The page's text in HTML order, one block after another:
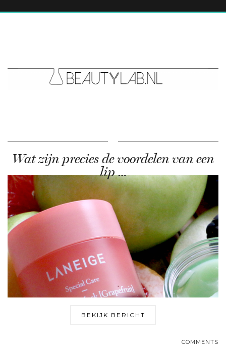
Wat zijn precies de voordelen van een
lip …
BEKIJK BERICHT
COMMENTS